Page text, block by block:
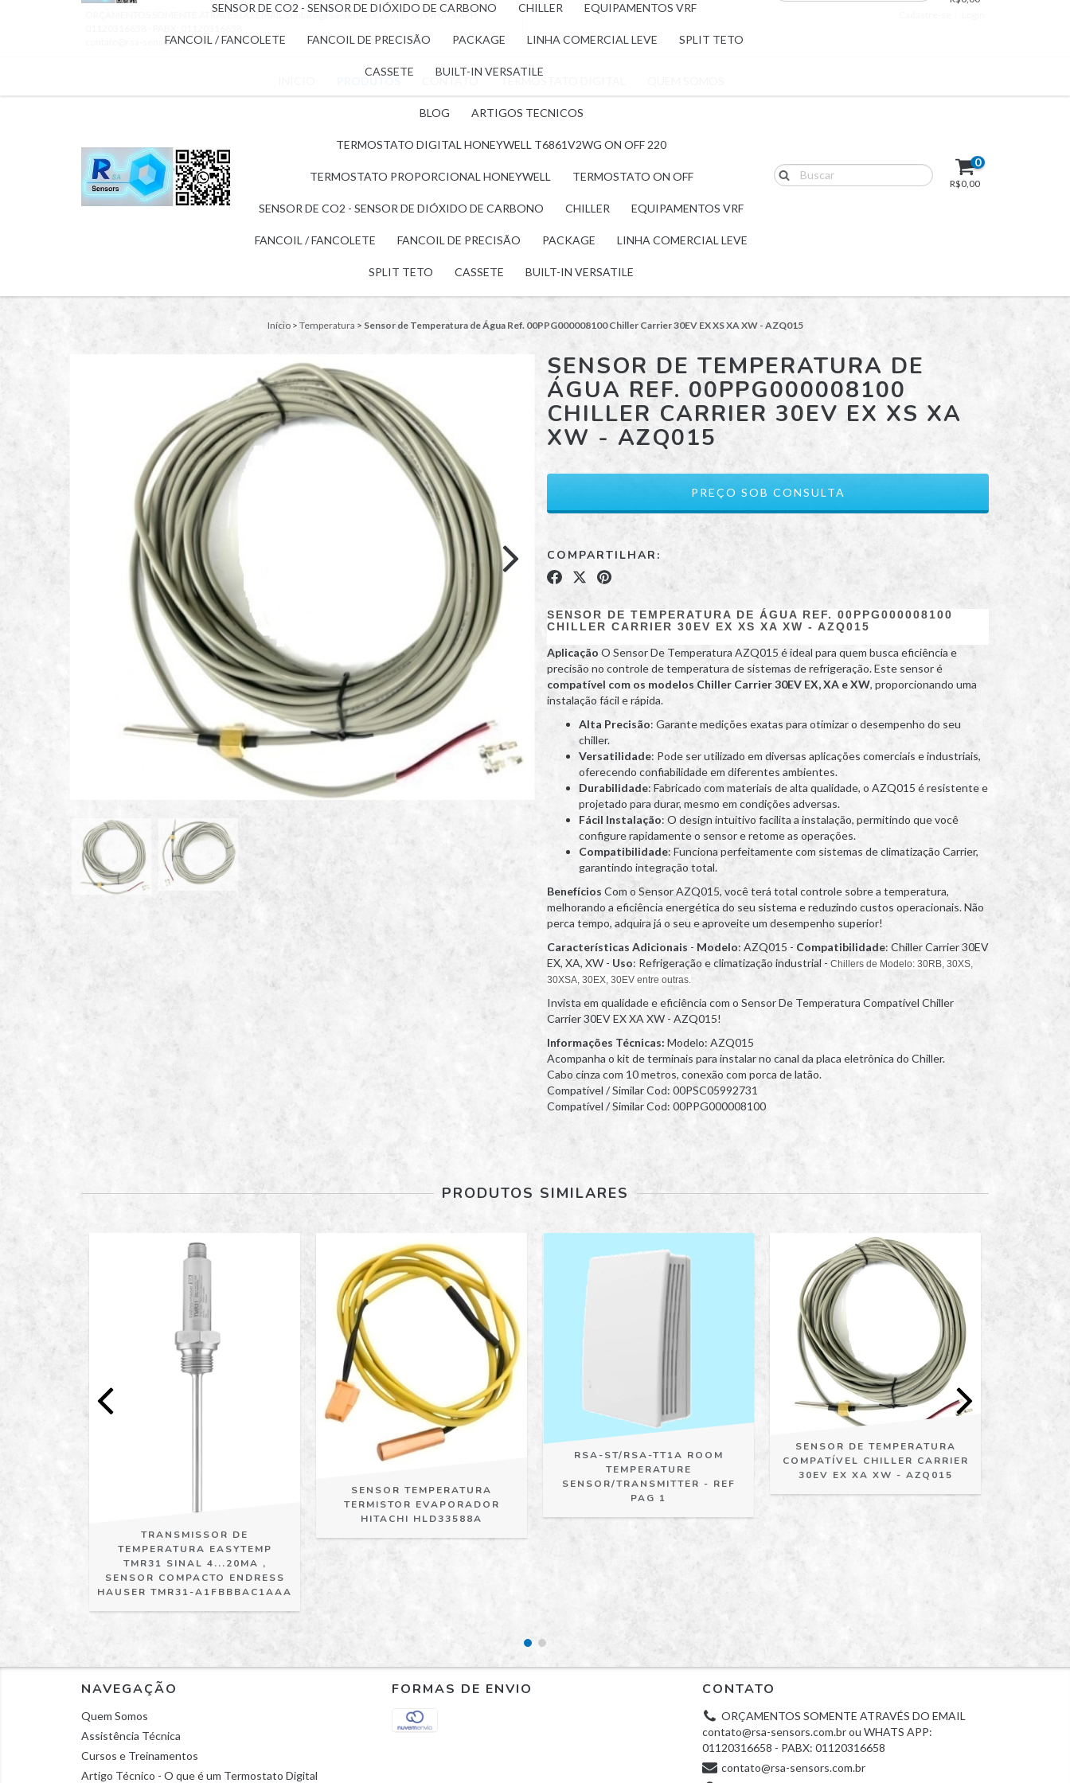
SENSOR DE CO2 - SENSOR DE DIÓXIDO DE CARBONO CHILLER EQUIPAMENTOS VRF
FANCOIL / FANCOLETE FANCOIL DE PRECISÃO PACKAGE LINHA COMERCIAL LEVE SPLIT TETO
CASSETE BUILT-IN VERSATILE
ORÇAMENTOS SOMENTE ATRAVÉS DO EMAILcontato@rsa-sensors.com.br ou WHATS APP:
contato@rsa-sensors.com.br
BLOG ARTIGOS TECNICOS
TERMOSTATO DIGITAL HONEYWELL T6861V2WG ON OFF 220
TERMOSTATO PROPORCIONAL HONEYWELL TERMOSTATO ON OFF
SENSOR DE CO2 - SENSOR DE DIÓXIDO DE CARBONO CHILLER EQUIPAMENTOS VRF
FANCOIL / FANCOLETE FANCOIL DE PRECISÃO PACKAGE LINHA COMERCIAL LEVE
SPLIT TETO CASSETE BUILT-IN VERSATILE
0
R$0,00
Início > Temperatura > Sensor de Temperatura de Água Ref. 00PPG000008100 Chiller Carrier 30EV EX XS XA XW - AZQ015
SENSOR DE TEMPERATURA DE
ÁGUA REF. 00PPG000008100
CHILLER CARRIER 30EV EX XS XA
XW - AZQ015
COMPARTILHAR:
SENSOR DE TEMPERATURA DE ÁGUA REF. 00PPG000008100
CHILLER CARRIER 30EV EX XS XA XW - AZQ015
Aplicação O Sensor De Temperatura AZQ015 é ideal para quem busca eficiência e
precisão no controle de temperatura de sistemas de refrigeração. Este sensor é
compatível com os modelos Chiller Carrier 30EV EX, XA e XW, proporcionando uma
instalação fácil e rápida.
Alta Precisão: Garante medições exatas para otimizar o desempenho do seu
chiller.
Versatilidade: Pode ser utilizado em diversas aplicações comerciais e industriais,
oferecendo confiabilidade em diferentes ambientes.
Durabilidade: Fabricado com materiais de alta qualidade, o AZQ015 é resistente e
projetado para durar, mesmo em condições adversas.
Fácil Instalação: O design intuitivo facilita a instalação, permitindo que você
configure rapidamente o sensor e retome as operações.
Compatibilidade: Funciona perfeitamente com sistemas de climatização Carrier,
garantindo integração total.
Benefícios Com o Sensor AZQ015, você terá total controle sobre a temperatura,
melhorando a eficiência energética do seu sistema e reduzindo custos operacionais. Não
perca tempo, adquira já o seu e aproveite um desempenho superior!
Características Adicionais - Modelo: AZQ015 - Compatibilidade: Chiller Carrier 30EV
EX, XA, XW - Uso: Refrigeração e climatização industrial - Chillers de Modelo: 30RB, 30XS,
30XSA, 30EX, 30EV entre outras.
Invista em qualidade e eficiência com o Sensor De Temperatura Compatível Chiller
Carrier 30EV EX XA XW - AZQ015!
Informações Técnicas: Modelo: AZQ015
Acompanha o kit de terminais para instalar no canal da placa eletrônica do Chiller.
Cabo cinza com 10 metros, conexão com porca de latão.
Compatível / Similar Cod: 00PSC05992731
Compatível / Similar Cod: 00PPG000008100
PRODUTOS SIMILARES
TRANSMISSOR DE
TEMPERATURA EASYTEMP
TMR31 SINAL 4...20MA ,
SENSOR COMPACTO ENDRESS
HAUSER TMR31-A1FBBBAC1AAA
SENSOR TEMPERATURA
TERMISTOR EVAPORADOR
HITACHI HLD33588A
RSA-ST/RSA-TT1A ROOM
TEMPERATURE
SENSOR/TRANSMITTER - REF
PAG 1
SENSOR DE TEMPERATURA
COMPATÍVEL CHILLER CARRIER
30EV EX XA XW - AZQ015
NAVEGAÇÃO
Quem Somos
Assistência Técnica
Cursos e Treinamentos
Artigo Técnico - O que é um Termostato Digital
FORMAS DE ENVIO CONTATO
ORÇAMENTOS SOMENTE ATRAVÉS DO EMAIL
contato@rsa-sensors.com.brou WHATS APP:
01120316658 - PABX: 01120316658
contato@rsa-sensors.com.br